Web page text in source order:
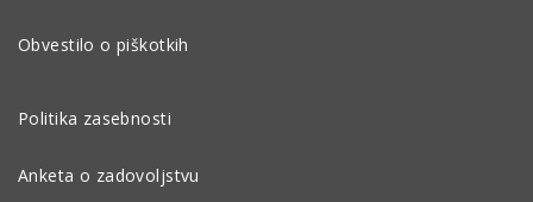
Obvestilo o piškotkih
Politika zasebnosti
Anketa o zadovoljstvu